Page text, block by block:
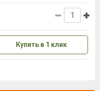
Купить в 1 клик